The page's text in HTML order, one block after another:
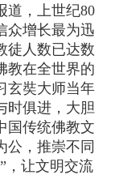
道，上世纪80
众增长最为迅
徒人数已达数
教在全世界的
玄奘大师当年
时俱进，大胆
国传统佛教文
公，推崇不同
，让文明交流